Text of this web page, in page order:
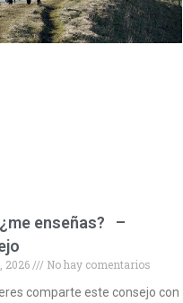
enseñas? –
2026
No hay comentarios
comparte este consejo con